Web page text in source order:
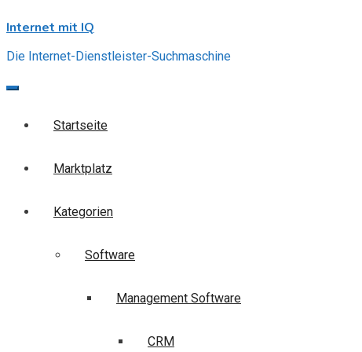
to
Internet mit IQ
Die Internet-Dienstleister-Suchmaschine
Startseite
Marktplatz
Kategorien
Software
Management Software
CRM